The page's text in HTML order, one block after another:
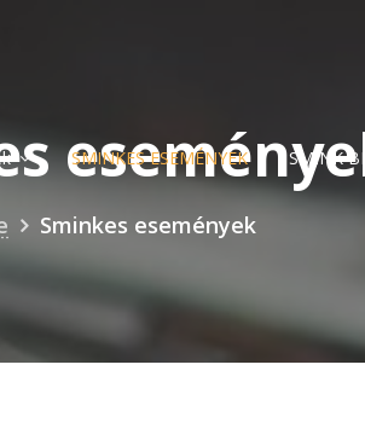
SMINKES ESEMÉNYEK SMINK
Sminkes események